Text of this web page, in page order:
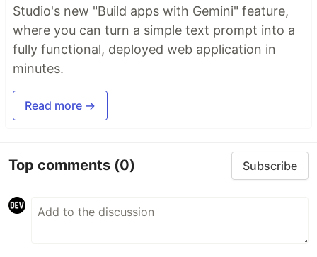
Studio's new "Build apps with Gemini" feature,
where you can turn a simple text prompt into a
fully functional, deployed web application in
minutes.
Read more →
Top comments (0) Subscribe